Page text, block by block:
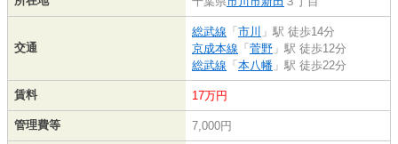
交通
総武線 「 市川 」駅 徒歩14分
京成本線 「 菅野 」駅 徒歩12分
総武線 「 本八幡 」駅 徒歩22分
賃料 17万円
管理費等 7,000円